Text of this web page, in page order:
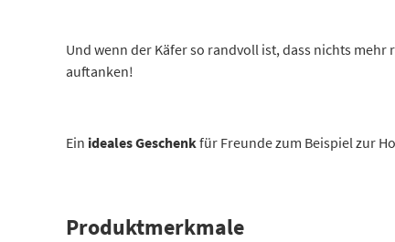
Und wenn der Käfer so randvoll ist, dass nichts
auftanken!
Ein ideales Geschenkfür Freunde zum Beispiel zur
Produktmerkmale